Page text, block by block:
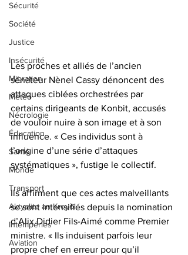
Sécurité
Société
Justice
Insécurité
Migration
Météo
Nécrologie
Éducation
Santé
Monde
Transport
Aktyalite an Kreyòl
Intempéries
Aviation
Les proches et alliés de l’ancien
sénateur Nènel Cassy dénoncent des
attaques ciblées orchestrées par
certains dirigeants de Konbit, accusés
de vouloir nuire à son image et à son
influence. « Ces individus sont à
l’origine d’une série d’attaques
systématiques », fustige le collectif.
Ils affirment que ces actes malveillants
se sont intensifiés depuis la nomination
d’Alix Didier Fils-Aimé comme Premier
ministre. « Ils induisent parfois leur
propre chef en erreur pour qu’il